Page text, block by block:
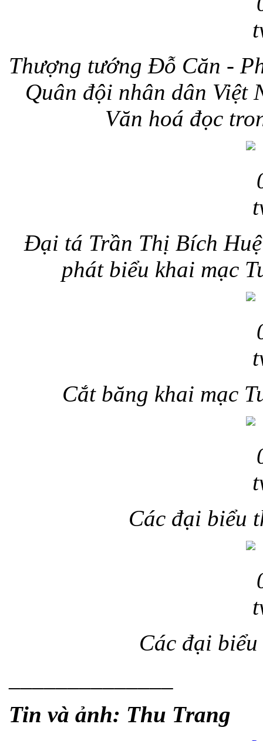
Thượng tướng Đỗ Căn -
Quân đội nhân dân Việt
Văn hoá đọc
Đại tá Trần Thị Bích
phát biểu khai mạc
Cắt băng khai mạc
Các đại biểu
Các đại
Tin và ảnh: Thu Trang